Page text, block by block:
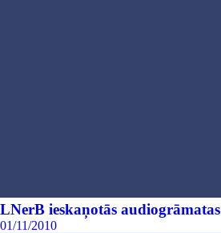
LNerB ieskaņotās audiogrāmatas
01/11/2010